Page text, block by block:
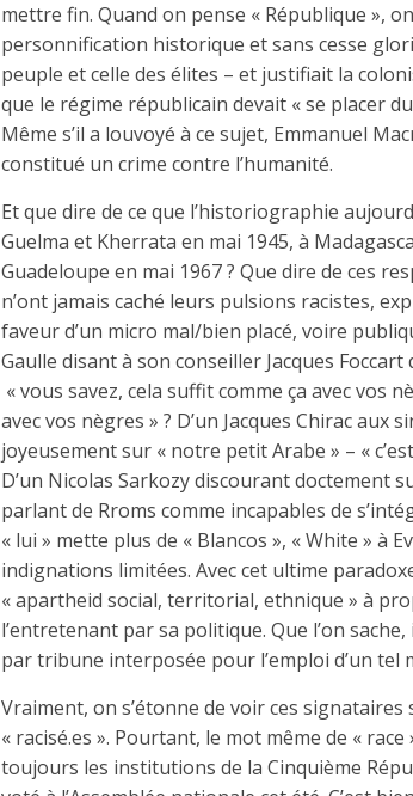
mettre fin. Quand on pense « République »,
personnification historique et sans cesse
peuple et celle des élites – et justifiait la
que le régime républicain devait « se placer
Même s’il a louvoyé à ce sujet, Emmanuel
constitué un crime contre l’humanité.
Et que dire de ce que l’historiographie
Guelma et Kherrata en mai 1945, à
Guadeloupe en mai 1967 ? Que dire de ces
n’ont jamais caché leurs pulsions racistes,
faveur d’un micro mal/bien placé, voire
Gaulle disant à son conseiller Jacques
« vous savez, cela suffit comme ça avec vos
avec vos nègres » ? D’un Jacques Chirac
joyeusement sur « notre petit Arabe » – «
D’un Nicolas Sarkozy discourant doctement
parlant de Rroms comme incapables de
« lui » mette plus de « Blancos », « White » à
indignations limitées. Avec cet ultime
« apartheid social, territorial, ethnique » à
l’entretenant par sa politique. Que l’on
par tribune interposée pour l’emploi d’un tel
Vraiment, on s’étonne de voir ces
« racisé.es ». Pourtant, le mot même de «
toujours les institutions de la Cinquième